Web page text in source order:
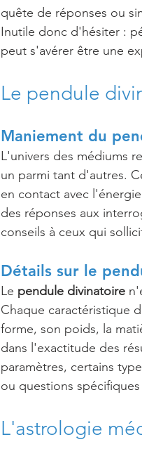
quête de réponses ou
Inutile donc d'hésiter :
peut s'avérer être une
Le pendule
Maniement du
L'univers des médiums
un parmi tant d'autres.
en contact avec
des réponses aux
conseils à ceux qui
Détails sur le
Le pendule divinatoire
Chaque caractéristique
forme, son poids, la
dans l'exactitude des
paramètres, certains
ou questions
L'astrologie